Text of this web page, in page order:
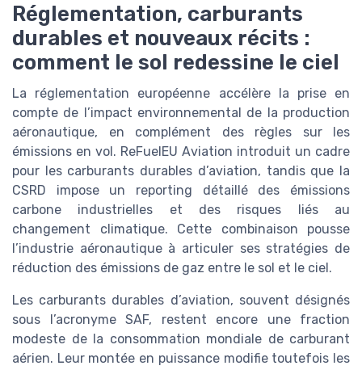
Réglementation, carburants
durables et nouveaux récits :
comment le sol redessine le ciel
La réglementation européenne accélère la prise en
compte de l’impact environnemental de la production
aéronautique, en complément des règles sur les
émissions en vol. ReFuelEU Aviation introduit un cadre
pour les carburants durables d’aviation, tandis que la
CSRD impose un reporting détaillé des émissions
carbone industrielles et des risques liés au
changement climatique. Cette combinaison pousse
l’industrie aéronautique à articuler ses stratégies de
réduction des émissions de gaz entre le sol et le ciel.
Les carburants durables d’aviation, souvent désignés
sous l’acronyme SAF, restent encore une fraction
modeste de la consommation mondiale de carburant
aérien. Leur montée en puissance modifie toutefois les